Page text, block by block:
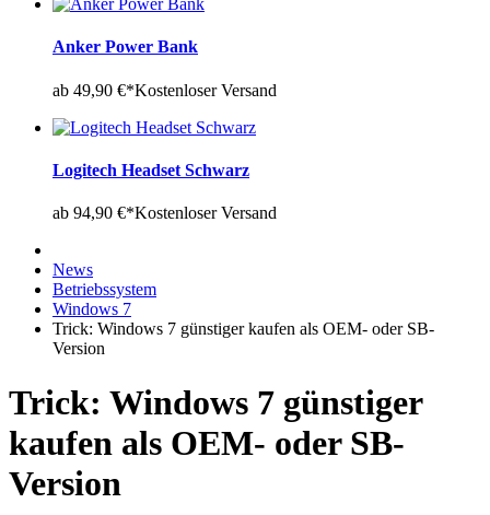
Anker Power Bank
ab 49,90 €*Kostenloser Versand
Logitech Headset Schwarz
ab 94,90 €*Kostenloser Versand
News
Betriebssystem
Windows 7
Trick: Windows 7 günstiger kaufen als OEM- oder SB-
Version
Trick: Windows 7 günstiger
kaufen als OEM- oder SB-
Version